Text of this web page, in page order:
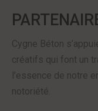
Cygne Béton
créatifs qui font un
l’essence de notre
notoriété.